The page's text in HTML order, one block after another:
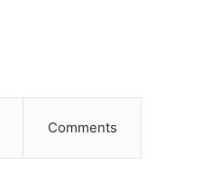
Comments